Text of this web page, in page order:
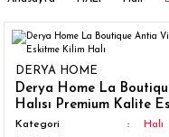
Takımı
Takımları
Takımları
DERYA HOME
Derya Home La
Halısı Premium Kalite
Kategori
Halı